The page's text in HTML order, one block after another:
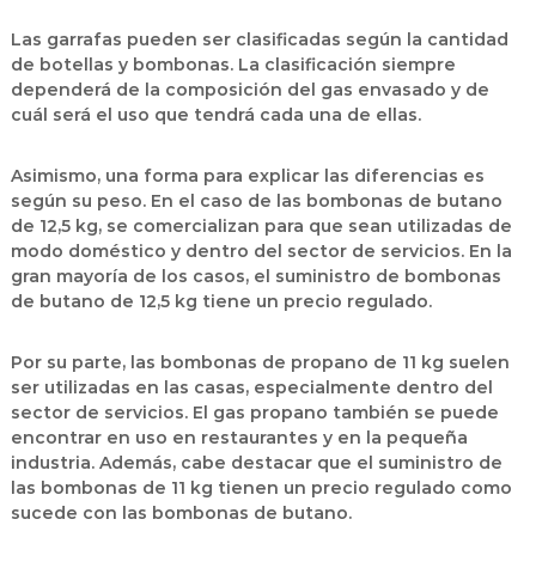
Las garrafas pueden ser clasificadas según la cantidad
de botellas y bombonas. La clasificación siempre
dependerá de la composición del gas envasado y de
cuál será el uso que tendrá cada una de ellas.
Asimismo, una forma para explicar las diferencias es
según su peso. En el caso de las bombonas de butano
de 12,5 kg, se comercializan para que sean utilizadas de
modo doméstico y dentro del sector de servicios. En la
gran mayoría de los casos, el suministro de bombonas
de butano de 12,5 kg tiene un precio regulado.
Por su parte, las bombonas de propano de 11 kg suelen
ser utilizadas en las casas, especialmente dentro del
sector de servicios. El gas propano también se puede
encontrar en uso en restaurantes y en la pequeña
industria. Además, cabe destacar que el suministro de
las bombonas de 11 kg tienen un precio regulado como
sucede con las bombonas de butano.